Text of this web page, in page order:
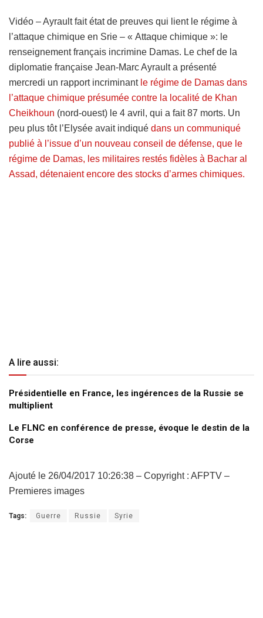
Vidéo – Ayrault fait état de preuves qui lient le régime à
l’attaque chimique en Srie – « Attaque chimique »: le
renseignement français incrimine Damas. Le chef de la
diplomatie française Jean-Marc Ayrault a présenté
mercredi un rapport incriminant le régime de Damas dans
l’attaque chimique présumée contre la localité de Khan
Cheikhoun (nord-ouest) le 4 avril, qui a fait 87 morts. Un
peu plus tôt l’Elysée avait indiqué dans un communiqué
publié à l’issue d’un nouveau conseil de défense, que le
régime de Damas, les militaires restés fidèles à Bachar al
Assad, détenaient encore des stocks d’armes chimiques.
A lire aussi:
Présidentielle en France, les ingérences de la Russie se
multiplient
Le FLNC en conférence de presse, évoque le destin de la
Corse
Ajouté le 26/04/2017 10:26:38 – Copyright : AFPTV –
Premieres images
Tags: Guerre Russie Syrie